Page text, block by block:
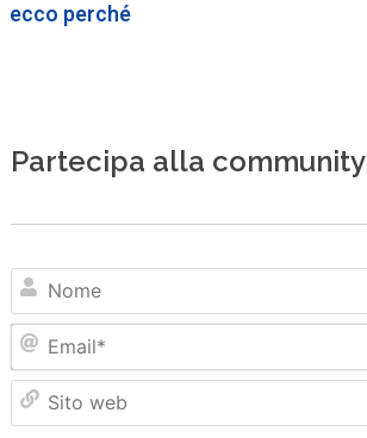
ecco perché
Partecipa alla community